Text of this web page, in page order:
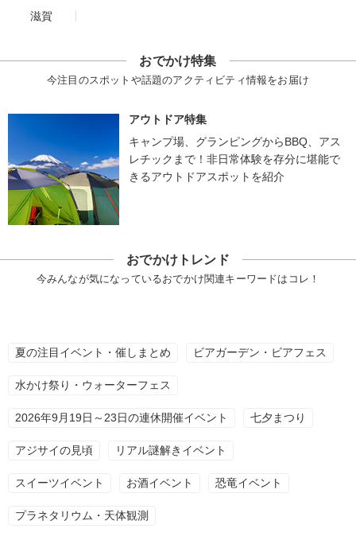
滋賀
おでかけ特集
今注目のスポットや話題のアクティビティ情報をお届け
アウトドア特集
キャンプ場、グランピングからBBQ、アス
レチックまで！非日常体験を存分に堪能で
きるアウトドアスポットを紹介
おでかけトレンド
今みんなが気になっているおでかけ関連キーワードはコレ！
夏の注目イベント・催しまとめ ビアガーデン・ビアフェス
水かけ祭り・ウォーターフェス
2026年9月19日～23日の連休開催イベント 七夕まつり
アジサイの見頃 リアル謎解きイベント
スイーツイベント お酒イベント 恐竜イベント
プラネタリウム・天体観測